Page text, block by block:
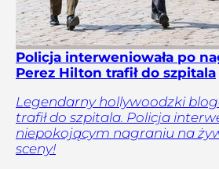
Policja interweniowała po
Perez Hilton trafił do szpitala
Legendarny hollywoodzki
trafił do szpitala. Policja
niepokojącym nagraniu na
sceny!